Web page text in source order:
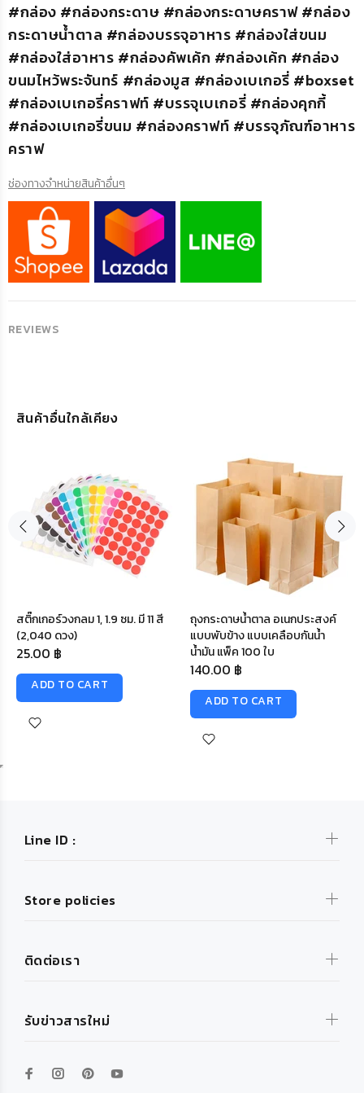
#กล่อง #กล่องกระดาษ #กล่องกระดาษคราฟ #กล่อง
กระดาษน้ำตาล #กล่องบรรจุอาหาร #กล่องใส่ขนม
#กล่องใส่อาหาร #กล่องคัพเค้ก #กล่องเค้ก #กล่อง
ขนมไหว้พระจันทร์ #กล่องมูส #กล่องเบเกอรี่ #boxset
#กล่องเบเกอรี่คราฟท์ #บรรจุเบเกอรี่ #กล่องคุกกี้
#กล่องเบเกอรี่ขนม #กล่องคราฟท์ #บรรจุภัณฑ์อาหาร
คราฟ
ช่องทางจำหน่ายสินค้าอื่นๆ
REVIEWS
สินค้าอื่นใกล้เคียง
สติ๊กเกอร์วงกลม 1, 1.9 ซม. มี 11 สี
(2,040 ดวง)
25.00 ฿
ADD TO CART
ถุงกระดาษน้ำตาล อเนกประสงค์
แบบพับข้าง แบบเคลือบกันน้ำ
น้ำมัน แพ็ค 100 ใบ
140.00 ฿
ADD TO CART
Line ID :
Store policies
ติดต่อเรา
รับข่าวสารใหม่